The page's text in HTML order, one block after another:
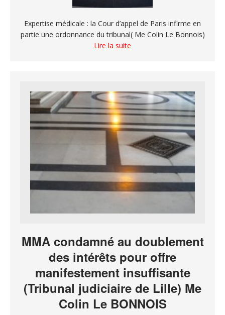
Expertise médicale : la Cour d’appel de Paris infirme en
partie une ordonnance du tribunal( Me Colin Le Bonnois)
Lire la suite
MMA condamné au doublement
des intérêts pour offre
manifestement insuffisante
(Tribunal judiciaire de Lille) Me
Colin Le BONNOIS